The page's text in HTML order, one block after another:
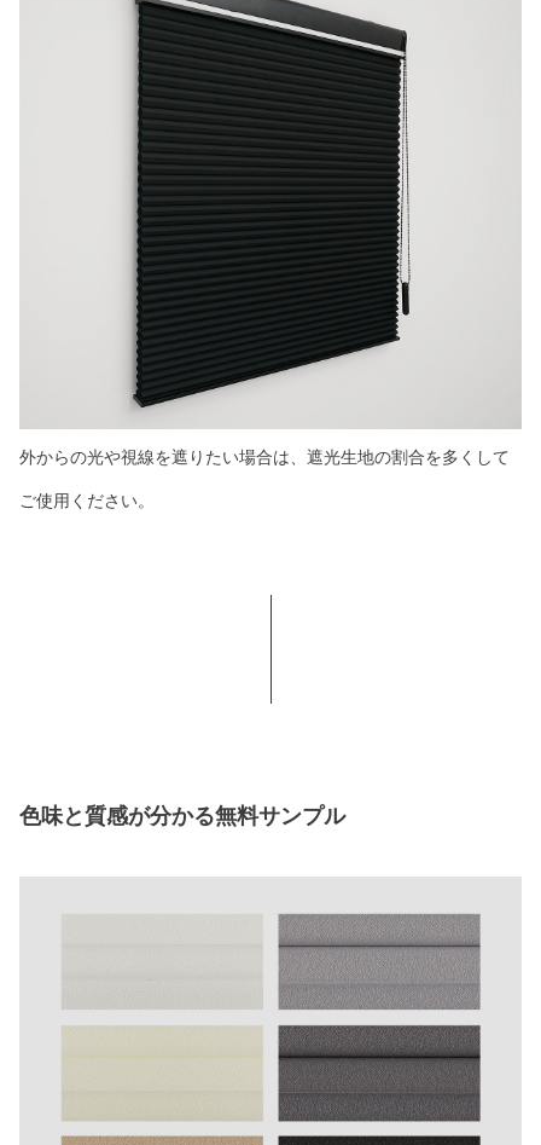
外からの光や視線を遮りたい場合は、遮光生地の割合を多くして
ご使用ください。
色味と質感が分かる無料サンプル